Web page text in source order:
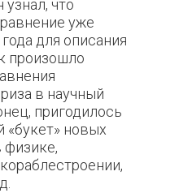
узнал, что
уже
для описания
произошло
в научный
пригодилось
«букет» новых
физике,